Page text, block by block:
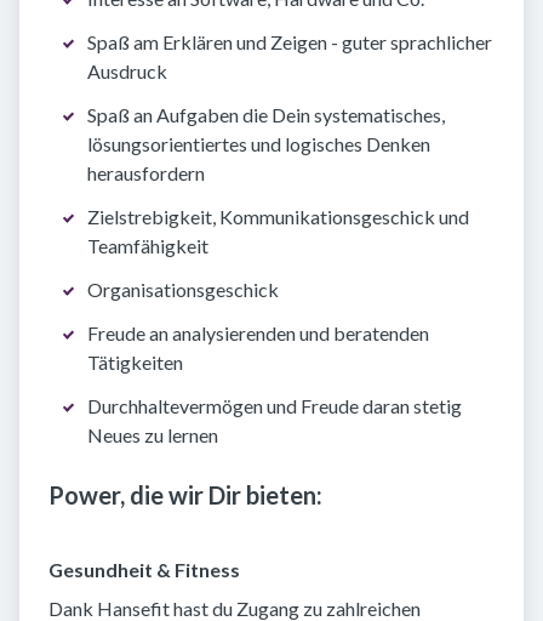
Spaß am Erklären und Zeigen - guter sprachlicher
Ausdruck
Spaß an Aufgaben die Dein systematisches,
lösungsorientiertes und logisches Denken
herausfordern
Zielstrebigkeit, Kommunikationsgeschick und
Teamfähigkeit
Organisationsgeschick
Freude an analysierenden und beratenden
Tätigkeiten
Durchhaltevermögen und Freude daran stetig
Neues zu lernen
Power, die wir Dir bieten:
Gesundheit & Fitness
Dank Hansefit hast du Zugang zu zahlreichen